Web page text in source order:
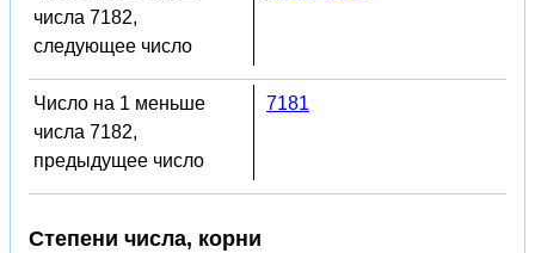
числа 7182,
следующее число
Число на 1 меньше
числа 7182,
предыдущее число
7181
Степени числа, корни